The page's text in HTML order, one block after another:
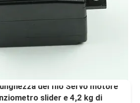
del filo Servo motore
slider e 4,2 kg di